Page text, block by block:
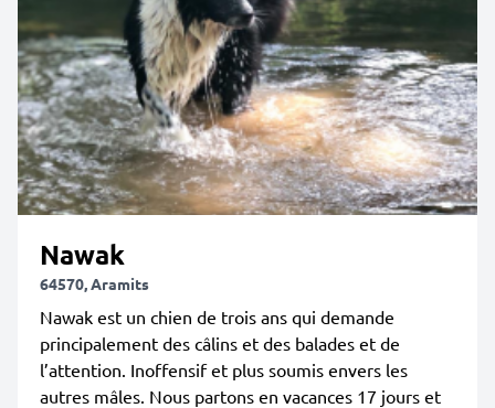
Nawak
64570, Aramits
Nawak est un chien de trois ans qui demande
principalement des câlins et des balades et de
l’attention. Inoffensif et plus soumis envers les
autres mâles. Nous partons en vacances 17 jours et